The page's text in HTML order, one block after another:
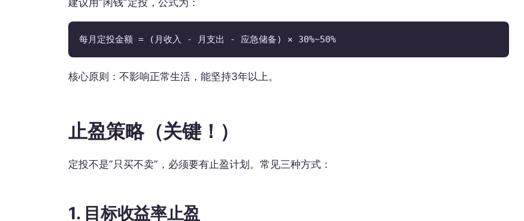
每月定投金额 = (月收入 - 月支出 - 应急储备) × 30%~50%
核心原则：不影响正常生活，能坚持3年以上。
止盈策略（关键！）
定投不是”只买不卖”，必须要有止盈计划。常见三种方式：
1. 目标收益率止盈